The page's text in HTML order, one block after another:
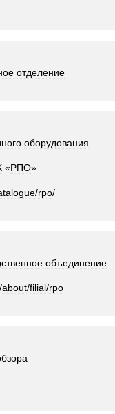
отделение
оборудования
«РПО»
/rpo/
объединение
/about/filial/rpo